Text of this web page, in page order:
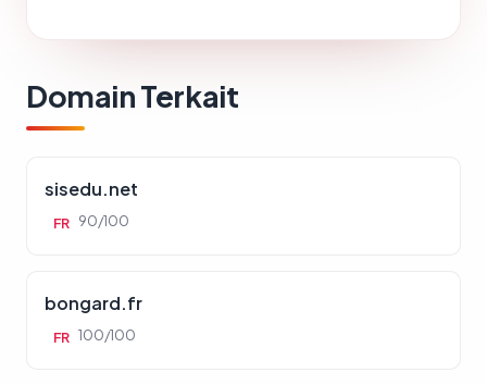
Domain Terkait
sisedu.net
FR 90/100
bongard.fr
FR 100/100